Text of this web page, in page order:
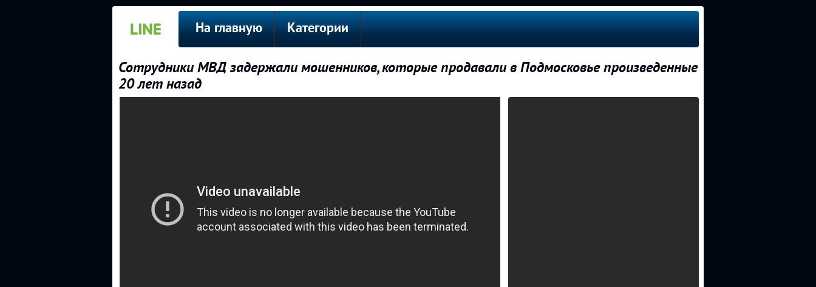
На главную Категории
Сотрудники МВД задержали мошенников, которые продавали в Подмосковье произведенные
20 лет назад